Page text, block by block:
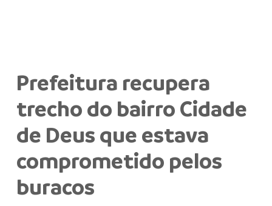
Prefeitura recupera
trecho do bairro Cidade
de Deus que estava
comprometido pelos
buracos